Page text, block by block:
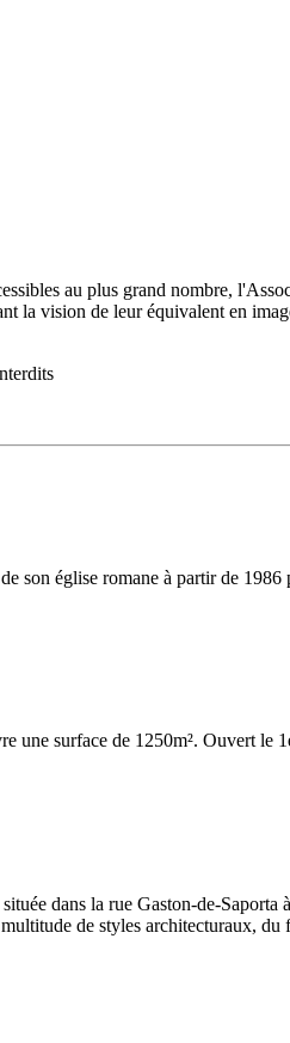
au plus grand nombre,
vision de leur équivalent en
son église romane à partir de
une surface de 1250m². Ouvert
dans la rue Gaston-de-
de styles architecturaux,